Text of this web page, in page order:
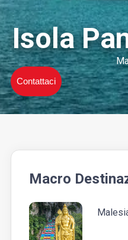
Isola
Contattaci
Macro